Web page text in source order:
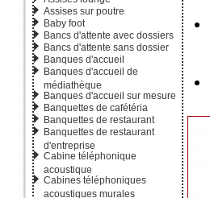
Assises sur poutre
Baby foot
Bancs d'attente avec dossiers
Bancs d'attente sans dossier
Banques d'accueil
Banques d'accueil de
médiathèque
Banques d'accueil sur mesure
Banquettes de cafétéria
Banquettes de restaurant
Banquettes de restaurant
d'entreprise
Cabine téléphonique
acoustique
Cabines téléphoniques
acoustiques murales